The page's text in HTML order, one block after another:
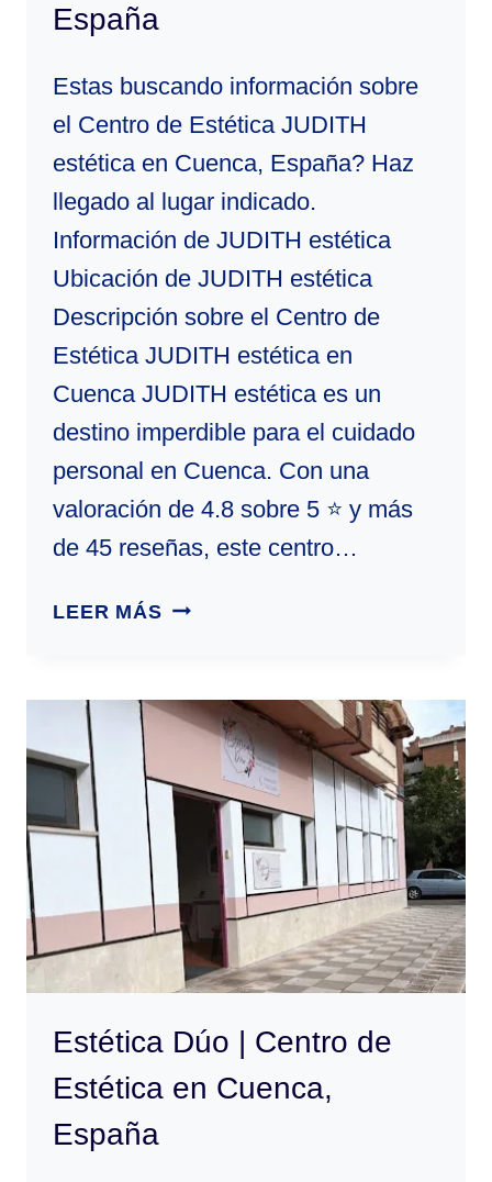
España
Estas buscando información sobre
el Centro de Estética JUDITH
estética en Cuenca, España? Haz
llegado al lugar indicado.
Información de JUDITH estética
Ubicación de JUDITH estética
Descripción sobre el Centro de
Estética JUDITH estética en
Cuenca JUDITH estética es un
destino imperdible para el cuidado
personal en Cuenca. Con una
valoración de 4.8 sobre 5 ⭐ y más
de 45 reseñas, este centro…
LEER MÁS JUDITH
CENTRO
DE
ESTÉTICA
EN
CUENCA,
ESPAÑA
Estética Dúo | Centro de
Estética en Cuenca,
España